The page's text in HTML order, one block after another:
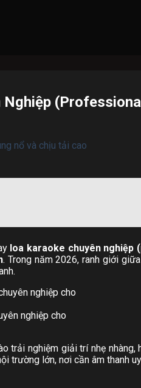
loa karaoke chuyên nghiệp
. Trong năm 2026, ranh giới
nghiệp cho
nghiệm giải trí nhẹ nhàng,
trường lớn, nơi cần âm thanh